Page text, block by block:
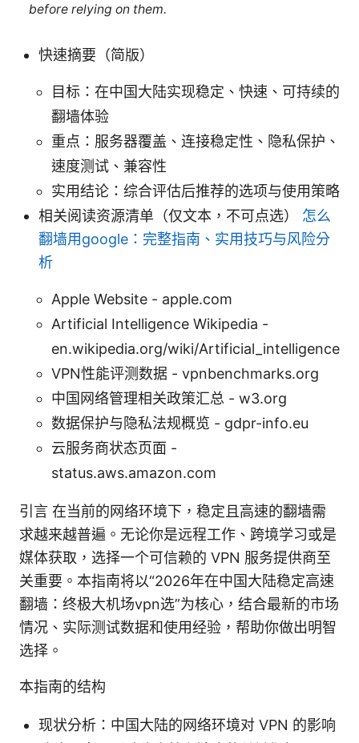
before relying on them.
快速摘要（简版）
目标：在中国大陆实现稳定、快速、可持续的
翻墙体验
重点：服务器覆盖、连接稳定性、隐私保护、
速度测试、兼容性
实用结论：综合评估后推荐的选项与使用策略
相关阅读资源清单（仅文本，不可点选） 怎么
翻墙用google：完整指南、实用技巧与风险分
析
Apple Website - apple.com
Artificial Intelligence Wikipedia -
en.wikipedia.org/wiki/Artificial_intelligence
VPN性能评测数据 - vpnbenchmarks.org
中国网络管理相关政策汇总 - w3.org
数据保护与隐私法规概览 - gdpr-info.eu
云服务商状态页面 -
status.aws.amazon.com
引言 在当前的网络环境下，稳定且高速的翻墙需
求越来越普遍。无论你是远程工作、跨境学习或是
媒体获取，选择一个可信赖的 VPN 服务提供商至
关重要。本指南将以“2026年在中国大陆稳定高速
翻墙：终极大机场vpn选”为核心，结合最新的市场
情况、实际测试数据和使用经验，帮助你做出明智
选择。
本指南的结构
现状分析：中国大陆的网络环境对 VPN 的影响